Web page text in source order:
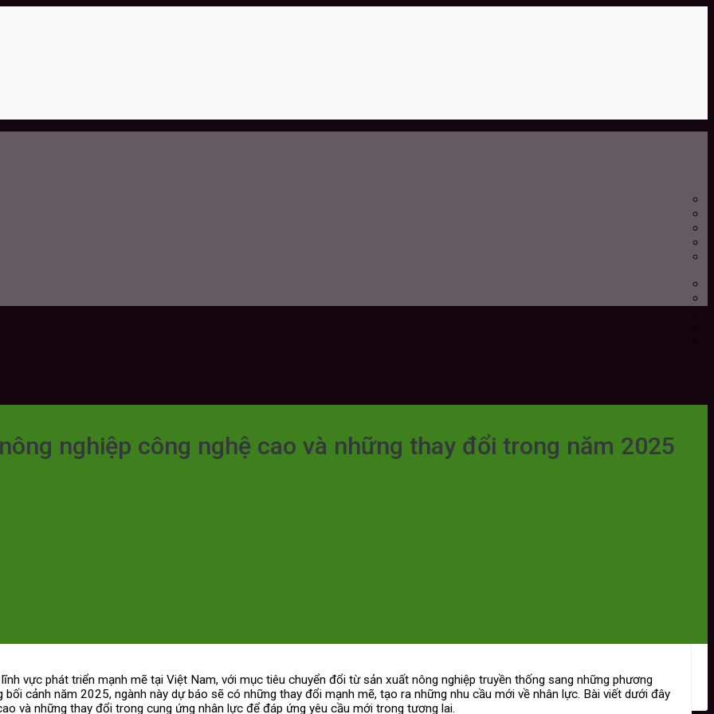
nghiệp công nghệ cao và những thay đổi trong năm 2025
vực phát triển mạnh mẽ tại Việt Nam, với mục tiêu chuyển đổi từ sản xuất nông nghiệp truyền thống sang những phương
cảnh năm 2025, ngành này dự báo sẽ có những thay đổi mạnh mẽ, tạo ra những nhu cầu mới về nhân lực. Bài viết dưới đây
và những thay đổi trong cung ứng nhân lực để đáp ứng yêu cầu mới trong tương lai.